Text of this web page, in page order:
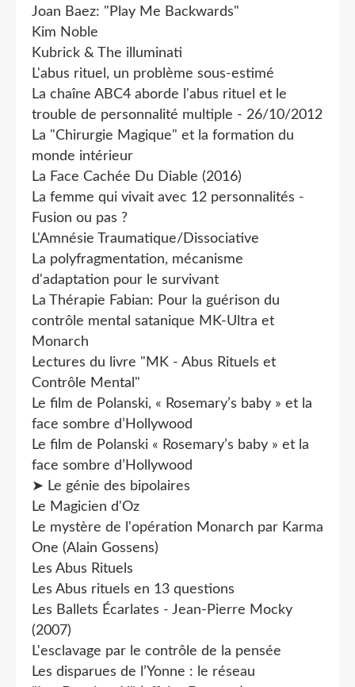
Joan Baez: "Play Me Backwards"
Kim Noble
Kubrick & The illuminati
L'abus rituel, un problème sous-estimé
La chaîne ABC4 aborde l'abus rituel et le
trouble de personnalité multiple - 26/10/2012
La "Chirurgie Magique" et la formation du
monde intérieur
La Face Cachée Du Diable (2016)
La femme qui vivait avec 12 personnalités -
Fusion ou pas ?
L'Amnésie Traumatique/Dissociative
La polyfragmentation, mécanisme
d'adaptation pour le survivant
La Thérapie Fabian: Pour la guérison du
contrôle mental satanique MK-Ultra et
Monarch
Lectures du livre "MK - Abus Rituels et
Contrôle Mental"
Le film de Polanski, « Rosemary’s baby » et la
face sombre d’Hollywood
Le film de Polanski « Rosemary’s baby » et la
face sombre d’Hollywood
➤ Le génie des bipolaires
Le Magicien d'Oz
Le mystère de l'opération Monarch par Karma
One (Alain Gossens)
Les Abus Rituels
Les Abus rituels en 13 questions
Les Ballets Écarlates - Jean-Pierre Mocky
(2007)
L'esclavage par le contrôle de la pensée
Les disparues de l’Yonne : le réseau